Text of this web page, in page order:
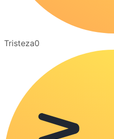
Tristeza0